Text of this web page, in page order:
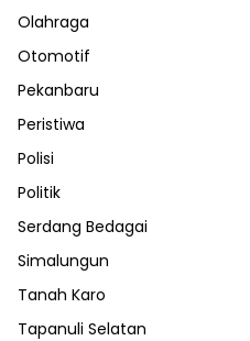
Olahraga
Otomotif
Pekanbaru
Peristiwa
Polisi
Politik
Serdang Bedagai
Simalungun
Tanah Karo
Tapanuli Selatan